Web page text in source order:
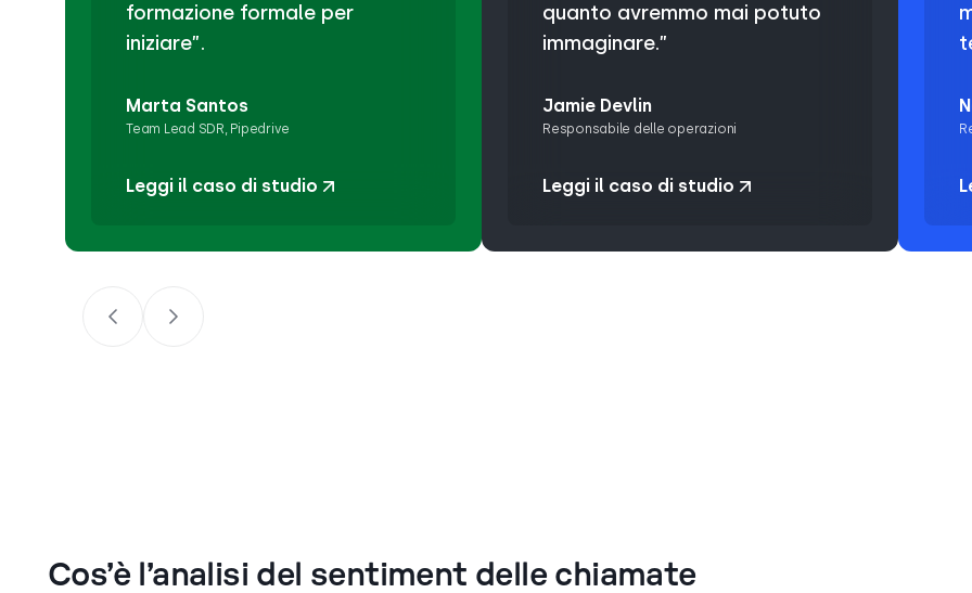
formazione formale per
iniziare”.
Marta Santos
Team Lead SDR, Pipedrive
Leggi il caso di studio
quanto avremmo mai potuto
immaginare.”
Jamie Devlin
Responsabile delle operazioni
Leggi il caso di studio
Cos’è l’analisi del sentiment delle chiamate